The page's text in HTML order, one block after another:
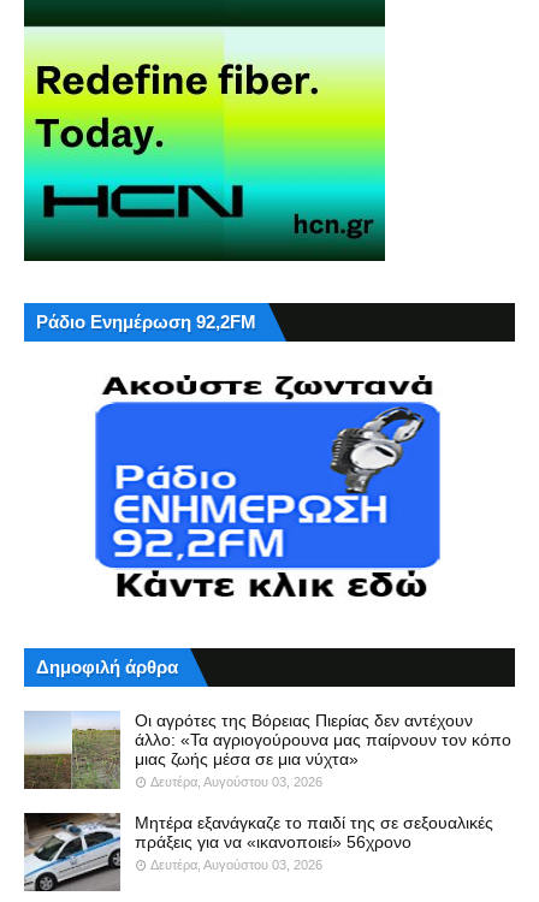
Ράδιο Ενημέρωση 92,2FM
Δημοφιλή άρθρα
Οι αγρότες της Βόρειας Πιερίας δεν αντέχουν
άλλο: «Τα αγριογούρουνα μας παίρνουν τον κόπο
μιας ζωής μέσα σε μια νύχτα»
Δευτέρα, Αυγούστου 03, 2026
Μητέρα εξανάγκαζε το παιδί της σε σεξουαλικές
πράξεις για να «ικανοποιεί» 56χρονο
Δευτέρα, Αυγούστου 03, 2026